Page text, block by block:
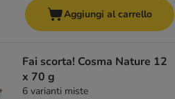
Aggiungi al carrello
Fai scorta! Cosma Nature 12
x 70 g
6 varianti miste